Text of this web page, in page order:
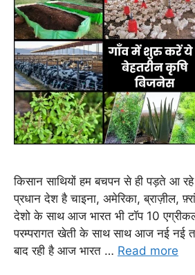
किसान साथियों हम बचपन से ही पड़ते आ
प्रधान देश है चाइना, अमेरिका, ब्राज़ील,
देशो के साथ आज भारत भी टॉप 10
परम्परागत खेती के साथ साथ आज नई नई
बाद रही है आज भारत … Read more